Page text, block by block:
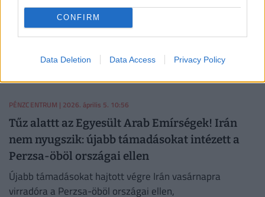
CONFIRM
Data Deletion Data Access Privacy Policy
Brutális pénzbe kerül a vébé egy csomó
országnak: erre tényleg nem készültek fel?
A 2026-os egyesült államokbeli labdarúgó-
többletköltségekkel és potenciális veszteségekkel néz
szembe.
PÉNZCENTRUM | 2026. április 5. 10:56
Tűz alattt az Egyesült Arab Emírségek! Irán
nem nyugszik: újabb támadásokat intézett a
Perzsa-öböl országai ellen
Újabb támadásokat hajtott végre Irán vasárnapra
virradóra a Perzsa-öböl országai ellen,